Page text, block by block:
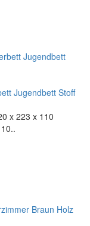
Jugendbett Stoff
x 223 x 110